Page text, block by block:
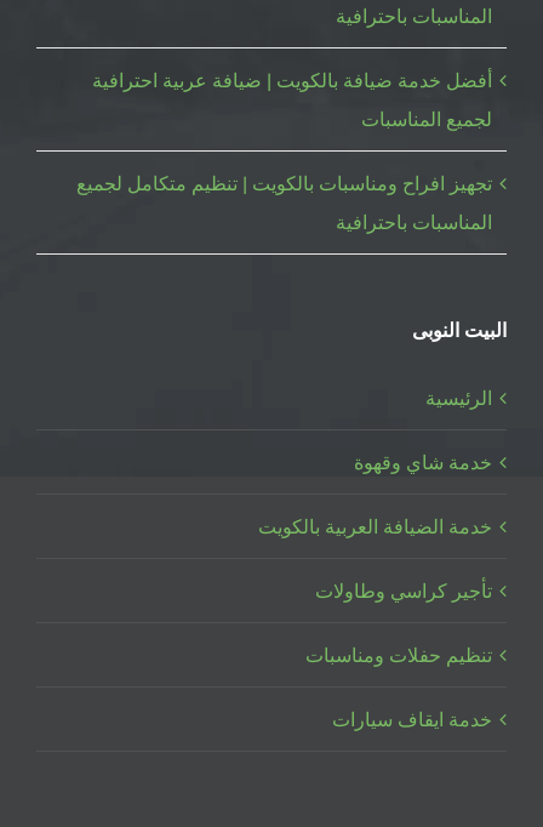
المناسبات باحترافية
أفضل خدمة ضيافة بالكويت | ضيافة عربية احترافية
لجميع المناسبات
تجهيز افراح ومناسبات بالكويت | تنظيم متكامل لجميع
المناسبات باحترافية
البيت النوبى
الرئيسية
خدمة شاي وقهوة
خدمة الضيافة العربية بالكويت
تأجير كراسي وطاولات
تنظيم حفلات ومناسبات
خدمة ايقاف سيارات